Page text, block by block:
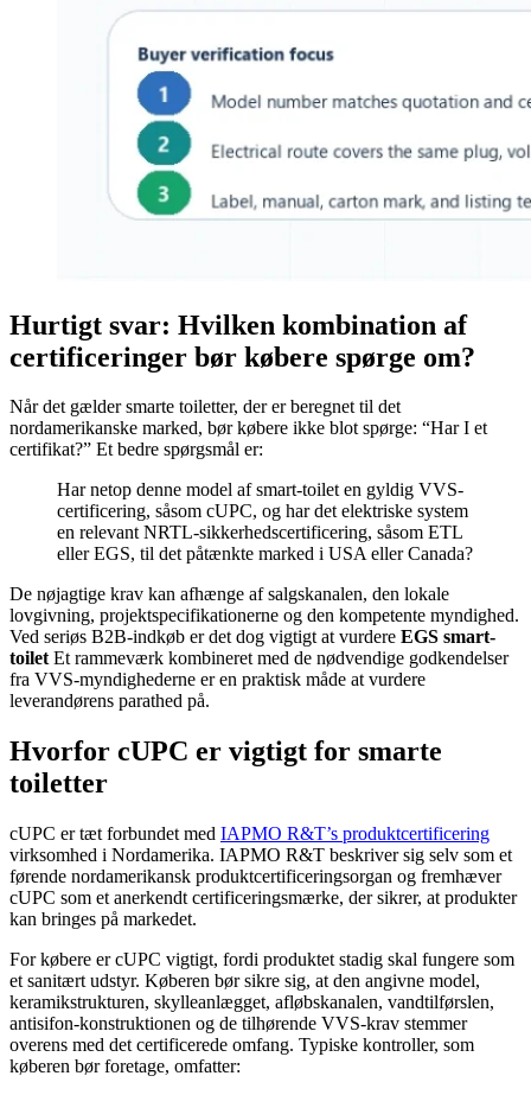
Hurtigt svar: Hvilken kombination af
certificeringer bør købere spørge om?
Når det gælder smarte toiletter, der er beregnet til det
nordamerikanske marked, bør købere ikke blot spørge: “Har I et
certifikat?” Et bedre spørgsmål er:
Har netop denne model af smart-toilet en gyldig VVS-
certificering, såsom cUPC, og har det elektriske system
en relevant NRTL-sikkerhedscertificering, såsom ETL
eller EGS, til det påtænkte marked i USA eller Canada?
De nøjagtige krav kan afhænge af salgskanalen, den lokale
lovgivning, projektspecifikationerne og den kompetente myndighed.
Ved seriøs B2B-indkøb er det dog vigtigt at vurdere EGS smart-
toiletEt rammeværk kombineret med de nødvendige godkendelser
fra VVS-myndighederne er en praktisk måde at vurdere
leverandørens parathed på.
Hvorfor cUPC er vigtigt for smarte
toiletter
cUPC er tæt forbundet med IAPMO R&T’s produktcertificering
virksomhed i Nordamerika. IAPMO R&T beskriver sig selv som et
førende nordamerikansk produktcertificeringsorgan og fremhæver
cUPC som et anerkendt certificeringsmærke, der sikrer, at produkter
kan bringes på markedet.
For købere er cUPC vigtigt, fordi produktet stadig skal fungere som
et sanitært udstyr. Køberen bør sikre sig, at den angivne model,
keramikstrukturen, skylleanlægget, afløbskanalen, vandtilførslen,
antisifon-konstruktionen og de tilhørende VVS-krav stemmer
overens med det certificerede omfang. Typiske kontroller, som
køberen bør foretage, omfatter: